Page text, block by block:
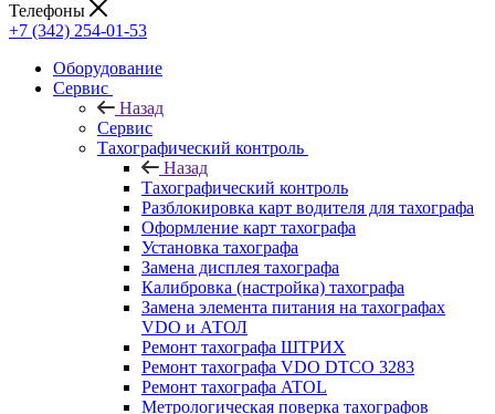
Телефоны
+7 (342) 254-01-53
Оборудование
Сервис
Назад
Сервис
Тахографический контроль
Назад
Тахографический контроль
Разблокировка карт водителя для тахографа
Оформление карт тахографа
Установка тахографа
Замена дисплея тахографа
Калибровка (настройка) тахографа
Замена элемента питания на тахографах
VDO и АТОЛ
Ремонт тахографа ШТРИХ
Ремонт тахографа VDO DTCO 3283
Ремонт тахографа ATOL
Метрологическая поверка тахографов